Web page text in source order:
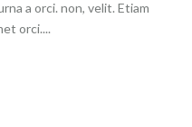
a orci. non, velit. Etiam
orci....